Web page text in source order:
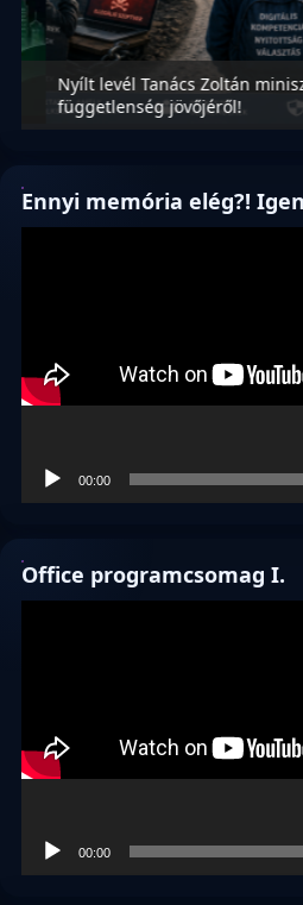
Nyílt levél Tanács Zoltán
függetlenség jövőjéről!
Ennyi memória elég?!
00:00
Office programcsomag I.
00:00